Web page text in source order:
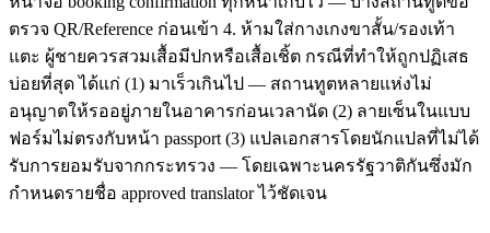
ตรวจ QR/Reference ก่อนเข้า 4. ห้ามใส่กางเกงขาสั้น/รองเท้า
แตะ ผู้ชายควรสวมเสื้อมีปกหรือเสื้อเชิ้ต กรณีที่ทำให้ถูกปฏิเสธ
บ่อยที่สุด ได้แก่ (1) มาเร็วเกินไป — สถานทูตหลายแห่งไม่
อนุญาตให้รออยู่ภายในอาคารก่อนเวลานัด (2) ลายเซ็นในแบบ
ฟอร์มไม่ตรงกับหน้า passport (3) แปลเอกสารโดยนักแปลที่ไม่ได้
รับการยอมรับจากกระทรวง — โดยเฉพาะนครรัฐวาติกันซึ่งมัก
กำหนดรายชื่อ approved translator ไว้ชัดเจน